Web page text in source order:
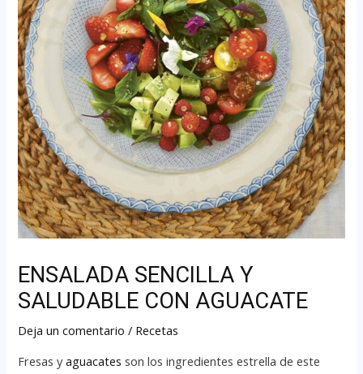
ENSALADA SENCILLA Y
SALUDABLE CON AGUACATE
Deja un comentario / Recetas
Fresas yaguacates son los ingredientes estrella de este